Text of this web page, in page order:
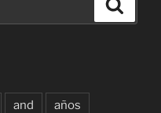
and años